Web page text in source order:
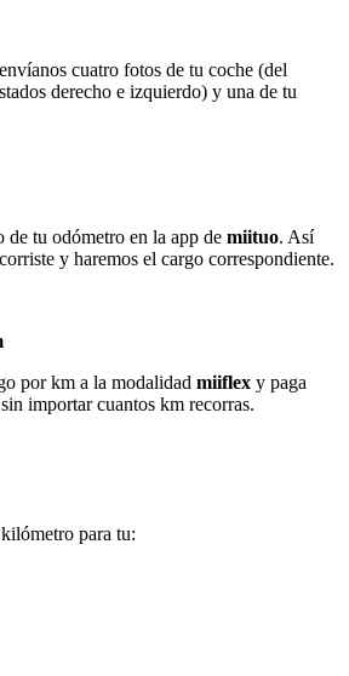
cuatro fotos de tu coche (del
derecho e izquierdo) y una de tu
de tu odómetro en la app de miituo. Así
y haremos el cargo correspondiente.
por km a la modalidad miiflex y paga
importar cuantos km recorras.
para tu: